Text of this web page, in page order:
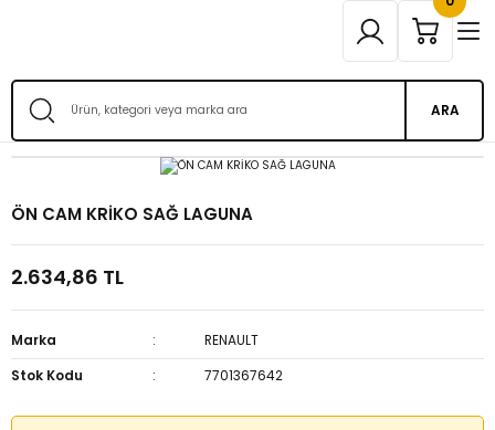
ARA
ÖN CAM KRİKO SAĞ LAGUNA
2.634,86 TL
Marka
RENAULT
Stok Kodu
7701367642